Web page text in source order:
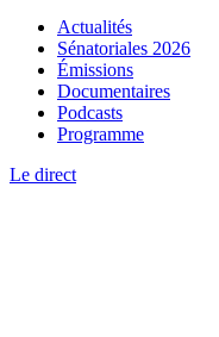
Actualités
Sénatoriales 2026
Émissions
Documentaires
Podcasts
Programme
Le direct